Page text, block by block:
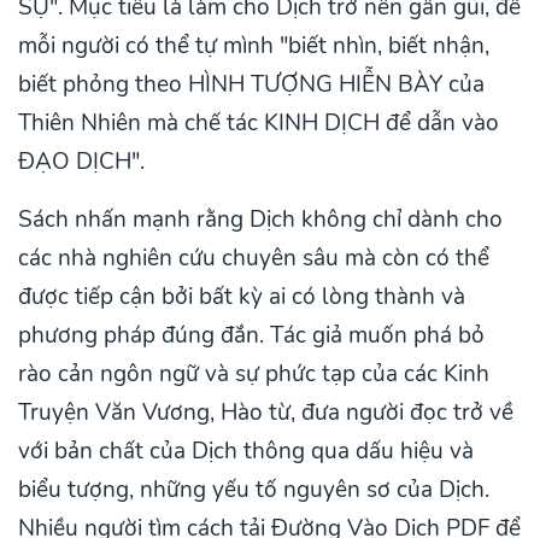
SỰ". Mục tiêu là làm cho Dịch trở nên gần gũi, để
mỗi người có thể tự mình "biết nhìn, biết nhận,
biết phỏng theo HÌNH TƯỢNG HIỄN BÀY của
Thiên Nhiên mà chế tác KINH DỊCH để dẫn vào
ĐẠO DỊCH".
Sách nhấn mạnh rằng Dịch không chỉ dành cho
các nhà nghiên cứu chuyên sâu mà còn có thể
được tiếp cận bởi bất kỳ ai có lòng thành và
phương pháp đúng đắn. Tác giả muốn phá bỏ
rào cản ngôn ngữ và sự phức tạp của các Kinh
Truyện Văn Vương, Hào từ, đưa người đọc trở về
với bản chất của Dịch thông qua dấu hiệu và
biểu tượng, những yếu tố nguyên sơ của Dịch.
Nhiều người tìm cách tải Đường Vào Dịch PDF để